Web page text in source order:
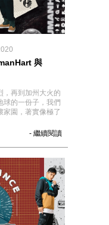
與
，再到加州大火的
球的一份子，我們
家園，著實像極了
- 繼續閱讀